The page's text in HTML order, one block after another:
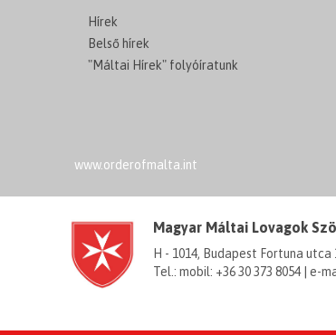
Hírek
Belső hírek
"Máltai Hírek" folyóíratunk
www.orderofmalta.int
Magyar Máltai Lovagok
H - 1014, Budapest Fortuna utca
Tel.: mobil: +36 30 373 8054 | e-